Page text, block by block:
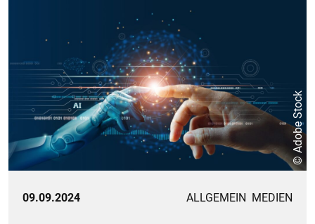
© Adobe Stock
09.09.2024 ALLGEMEIN MEDIEN